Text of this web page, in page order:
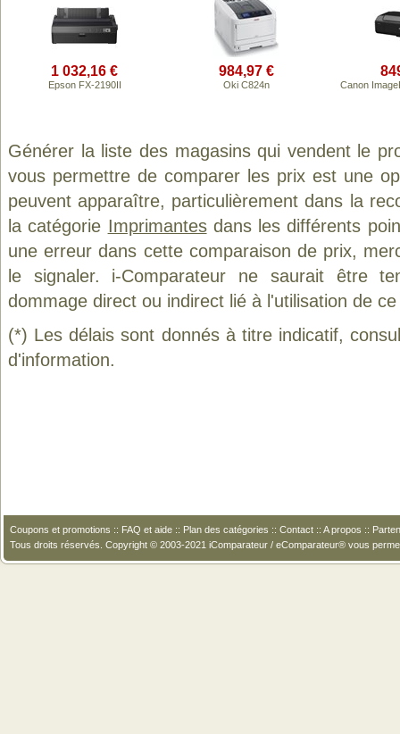
1 032,16 €
Epson FX-2190II
984,97 €
Oki C824n
Canon
Générer la liste des magasins qui vendent le
vous permettre de comparer les prix est une
peuvent apparaître, particulièrement dans la
la catégorie Imprimantesdans les différents
une erreur dans cette comparaison de prix,
le signaler. i-Comparateur ne saurait être
dommage direct ou indirect lié à l'utilisation de
(*) Les délais sont donnés à titre indicatif,
d'information.
Coupons et promotions :: FAQ et aide :: Plan des catégories :: Contact :: A propos ::
Tous droits réservés. Copyright © 2003-2021 iComparateur / eComparateur® vous